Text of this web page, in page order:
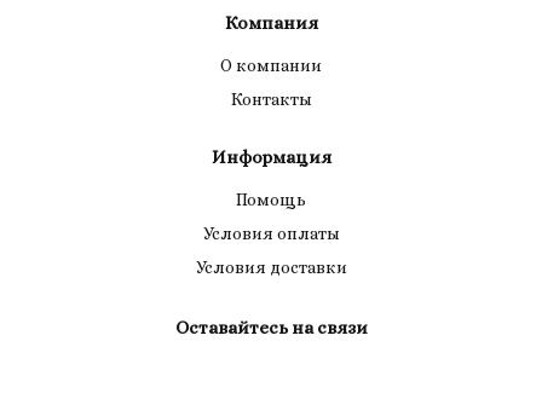
Компания
О компании
Контакты
Информация
Помощь
Условия оплаты
Условия доставки
Оставайтесь на связи